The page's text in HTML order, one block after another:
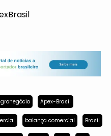
Apex-Brasil
balança comercial Brasil